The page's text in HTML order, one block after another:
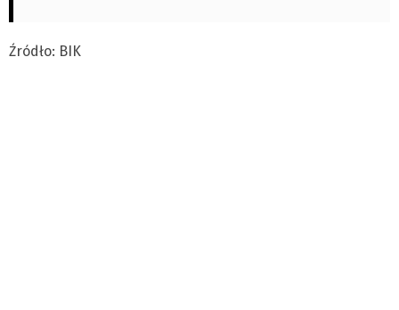
Źródło: BIK